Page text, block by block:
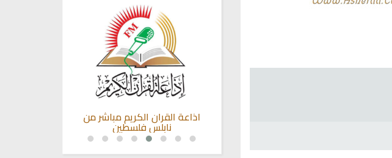
اذاعة القران الكريم مباشر من
نابلس فلسطين